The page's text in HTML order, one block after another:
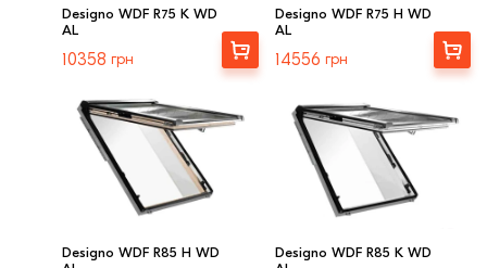
Designo WDF R75 K WD
AL
10358 грн
Выбрать
Designo WDF R75 H WD
AL
14556 грн
Купити
Designo WDF R85 H WD
Designo WDF R85 K WD